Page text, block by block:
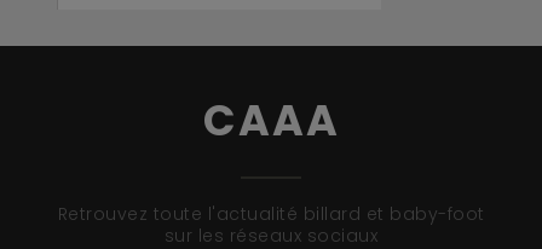
BILLE VIOLETTE N°4 ...
CAAA
Retrouvez toute l'actualité billard et baby-foot
sur les réseaux sociaux